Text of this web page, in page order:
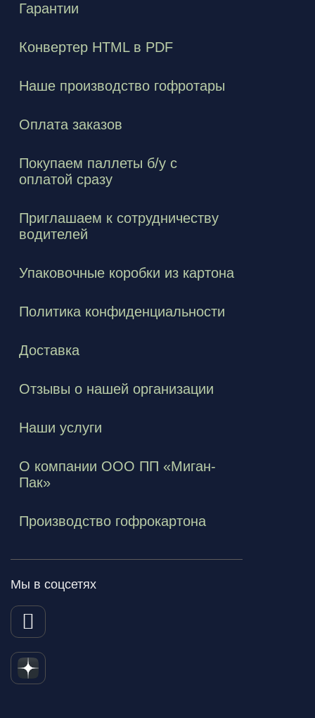
Гарантии
Конвертер HTML в PDF
Наше производство гофротары
Оплата заказов
Покупаем паллеты б/у с
оплатой сразу
Приглашаем к сотрудничеству
водителей
Упаковочные коробки из картона
Политика конфиденциальности
Доставка
Отзывы о нашей организации
Наши услуги
О компании ООО ПП «Миган-
Пак»
Производство гофрокартона
Мы в соцсетях